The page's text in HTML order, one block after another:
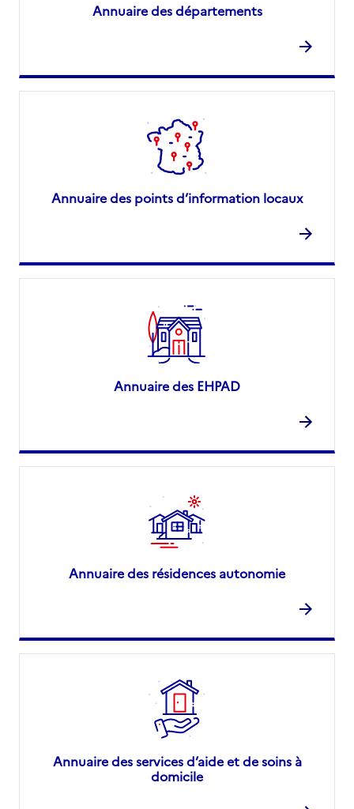
Annuaire des départements
Annuaire des points d’information locaux
Annuaire des EHPAD
Annuaire des résidences autonomie
Annuaire des services d’aide et de soins à
domicile